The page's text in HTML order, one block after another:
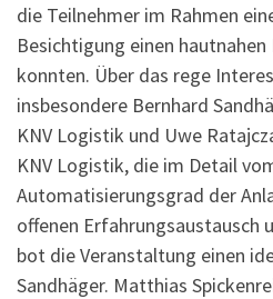
die Teilnehmer im Rahmen
Besichtigung einen hautnahen
konnten. Über das rege
insbesondere Bernhard
KNV Logistik und Uwe
KNV Logistik, die im Detail
Automatisierungsgrad der
offenen Erfahrungsaustausch
bot die Veranstaltung einen
Sandhäger. Matthias